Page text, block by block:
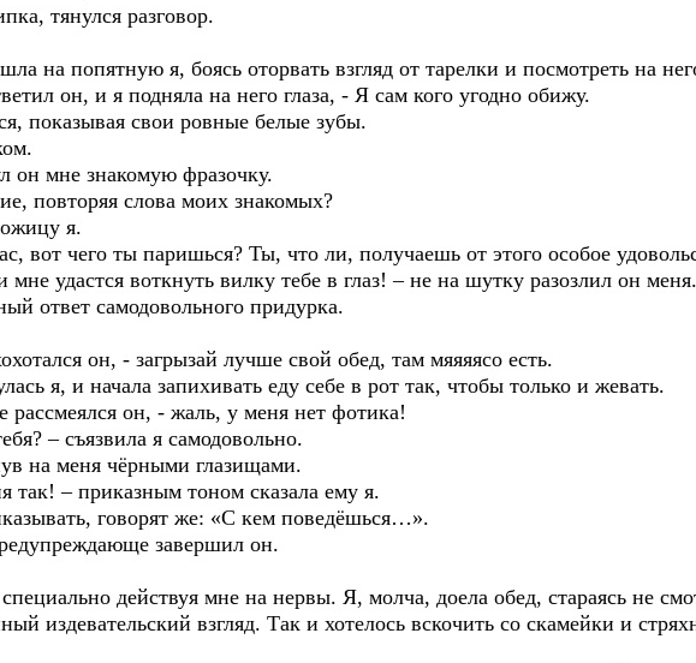
тянулся разговор.
на попятную я, боясь оторвать взгляд от тарелки и посмотреть на
он, и я подняла на него глаза, - Я сам кого угодно обижу.
показывая свои ровные белые зубы.
он мне знакомую фразочку.
повторяя слова моих знакомых?
я.
вот чего ты паришься? Ты, что ли, получаешь от этого особое
удастся воткнуть вилку тебе в глаз! – не на шутку разозлил он меня.
ответ самодовольного придурка.
он, - загрызай лучше свой обед, там мяяяясо есть.
я, и начала запихивать еду себе в рот так, чтобы только и жевать.
рассмеялся он, - жаль, у меня нет фотика!
– съязвила я самодовольно.
на меня чёрными глазищами.
– приказным тоном сказала ему я.
говорят же: «С кем поведёшься…».
завершил он.
действуя мне на нервы. Я, молча, доела обед, стараясь не
издевательский взгляд. Так и хотелось вскочить со скамейки и